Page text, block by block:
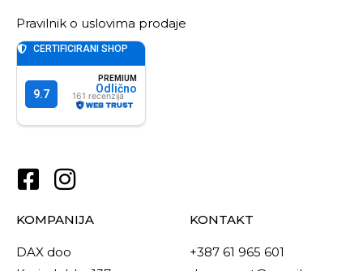
Pravilnik o uslovima prodaje
KOMPANIJA
DAX doo
KONTAKT
+387 61 965 601